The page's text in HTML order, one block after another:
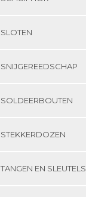
SLOTEN
SNIJGEREEDSCHAP
SOLDEERBOUTEN
STEKKERDOZEN
TANGEN EN SLEUTELS